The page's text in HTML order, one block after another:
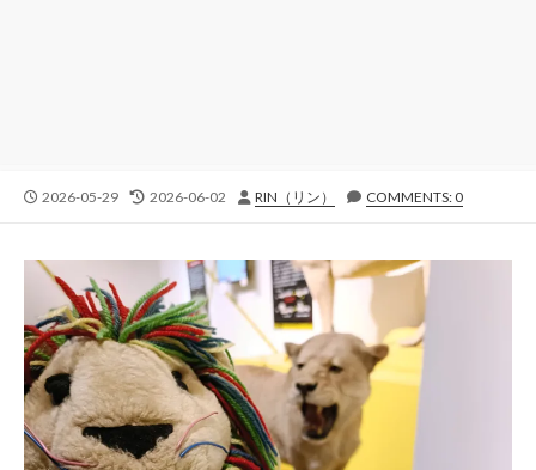
公
2026-05-29
最
新
日
2026-06-02
投
RIN（リン） COMMENTS: 0